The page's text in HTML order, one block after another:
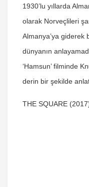
1930’lu yıllarda
olarak Norveçlileri
Almanya’ya giderek
dünyanın
‘Hamsun’ filminde
derin bir şekilde
THE SQUARE